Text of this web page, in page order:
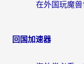
回国加速器